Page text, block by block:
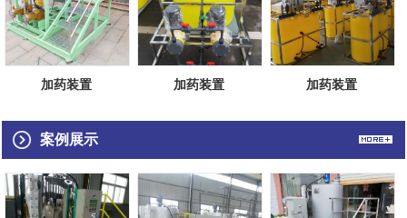
加药装置 加药装置 加药装置
案例展示